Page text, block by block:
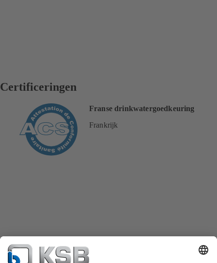
Certificeringen
Franse drinkwatergoedkeuring
Frankrijk